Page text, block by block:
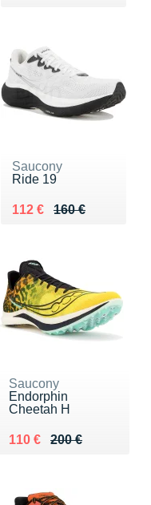
Saucony
Ride 19
160 €
Au lieu de 160 €
112 €
Vendu 112 €
Saucony
Endorphin
Cheetah H
200 €
Au lieu de 200 €
110 €
Vendu 110 €